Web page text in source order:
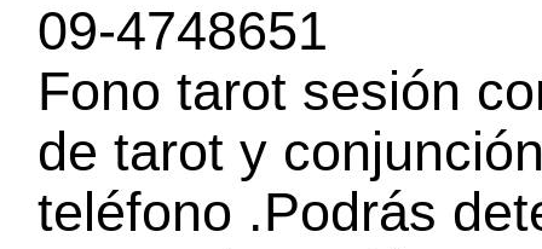
09-4748651
Fono tarot sesión
de tarot y
teléfono .Podrás